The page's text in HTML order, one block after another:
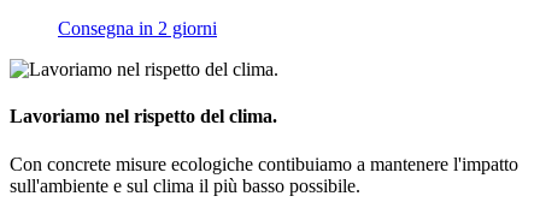
Consegna in 2 giorni
Lavoriamo nel rispetto del clima.
Con concrete misure ecologiche contibuiamo a mantenere l'impatto
sull'ambiente e sul clima il più basso possibile.